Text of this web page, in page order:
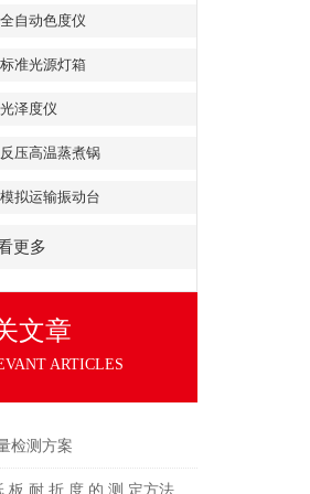
全自动色度仪
标准光源灯箱
光泽度仪
反压高温蒸煮锅
模拟运输振动台
更多
文章
ARTICLES
检测方案
板 耐 折 度 的 测 定方法